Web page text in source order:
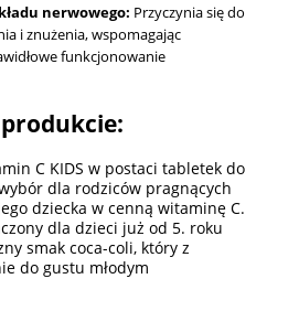
nerwowego: Przyczynia się do
i znużenia, wspomagając
funkcjonowanie
C KIDS w postaci tabletek do
dla rodziców pragnących
dziecka w cenną witaminę C.
dla dzieci już od 5. roku
smak coca-coli, który z
do gustu młodym